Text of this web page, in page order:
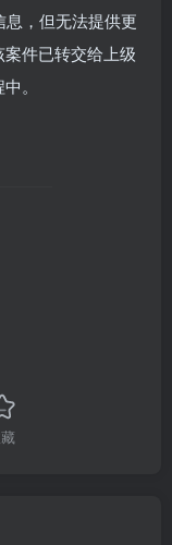
，但无法提供更
件已转交给上级
。